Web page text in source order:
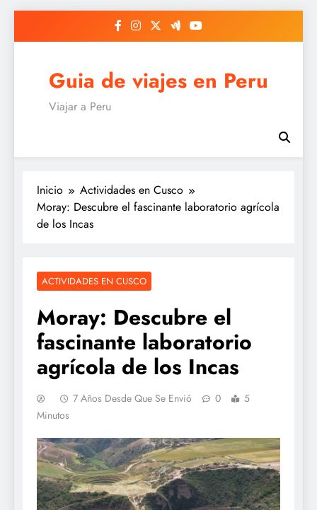
Guia de viajes en Peru
Viajar a Peru
Inicio
Actividades en Cusco
Moray: Descubre el fascinante laboratorio agrícola
de los Incas
ACTIVIDADES EN CUSCO
Moray: Descubre el
fascinante laboratorio
agrícola de los Incas
7 Años Desde Que Se Envió 0
5
Minutos